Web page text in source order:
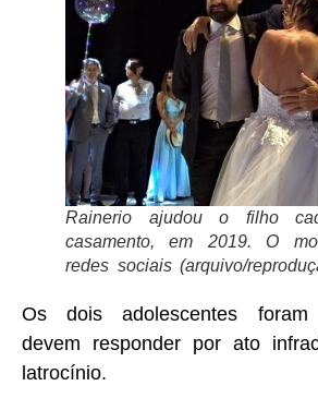
Rainerio ajudou o filho
casamento, em 2019. O
redes sociais (arquivo/
Os dois adolescentes
devem responder por ato
latrocínio.